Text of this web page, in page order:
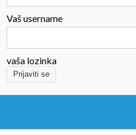
Vaš username
vaša lozinka